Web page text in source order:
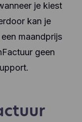
je kiest
kan je
maandprijs
geen